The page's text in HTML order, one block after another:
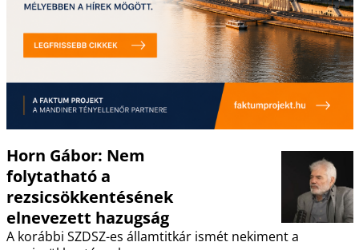
Horn Gábor: Nem
folytatható a
rezsicsökkentésének
elnevezett hazugság
A korábbi SZDSZ-es államtitkár ismét nekiment a